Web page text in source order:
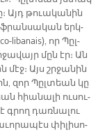
Այդ թուա­կա­նին
ֆրան­սա­կան երկ­
libanais), որ Պըլ­
մըն էր։ Ան
Այս շրջա­նին
զոր Պըլ­տեան կը
հիա­նա­լի ու­սու­
գրող դառ­նա­լու
փի­լի­սո­